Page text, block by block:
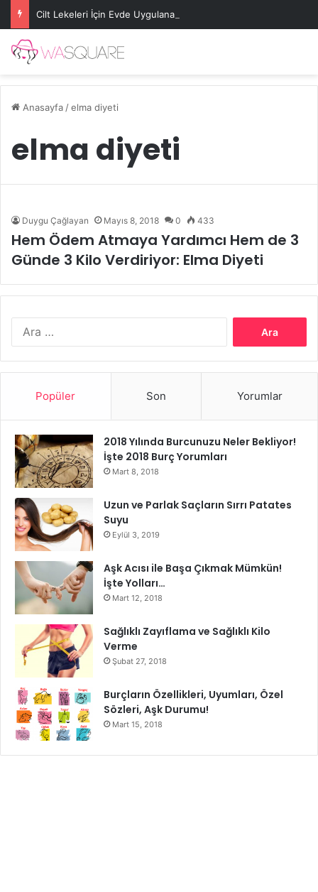
Cilt Lekeleri İçin Evde Uygulanabilecek Basit Maskeler
Anasayfa/elma diyeti
elma diyeti
Duygu Çağlayan Mayıs 8, 2018 0 433
Hem Ödem Atmaya Yardımcı Hem de 3
Günde 3 Kilo Verdiriyor: Elma Diyeti
Popüler Son Yorumlar
2018 Yılında Burcunuzu Neler Bekliyor!
İşte 2018 Burç Yorumları
Mart 8, 2018
Uzun ve Parlak Saçların Sırrı Patates
Suyu
Eylül 3, 2019
Aşk Acısı ile Başa Çıkmak Mümkün!
İşte Yolları…
Mart 12, 2018
Sağlıklı Zayıflama ve Sağlıklı Kilo
Verme
Şubat 27, 2018
Burçların Özellikleri, Uyumları, Özel
Sözleri, Aşk Durumu!
Mart 15, 2018